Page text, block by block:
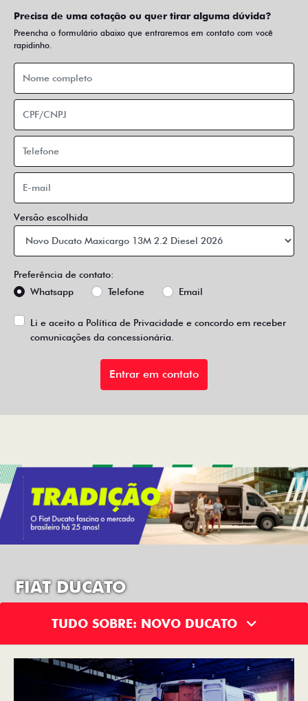
Precisa de uma cotação ou quer tirar alguma dúvida?
Preencha o formulário abaixo que entraremos em contato com você
rapidinho.
Versão escolhida
Preferência de contato:
Whatsapp
Telefone Email
Li e aceito a Política de Privacidade e concordo em receber
comunicações da concessionária.
Entrar em contato
FIAT DUCATO
TUDO SOBRE: NOVO DUCATO